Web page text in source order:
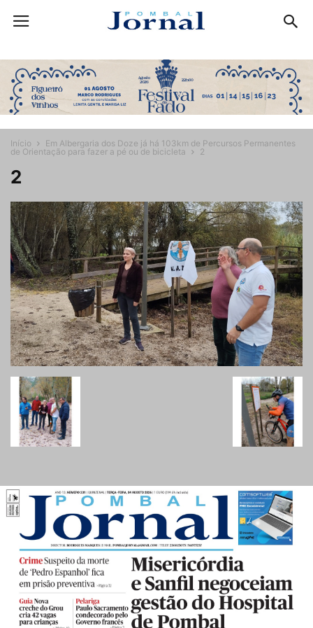
Início
Em Albergaria dos Doze já há 103km de Percursos Permanentes
de Orientação para fazer a pé ou de bicicleta
2
2